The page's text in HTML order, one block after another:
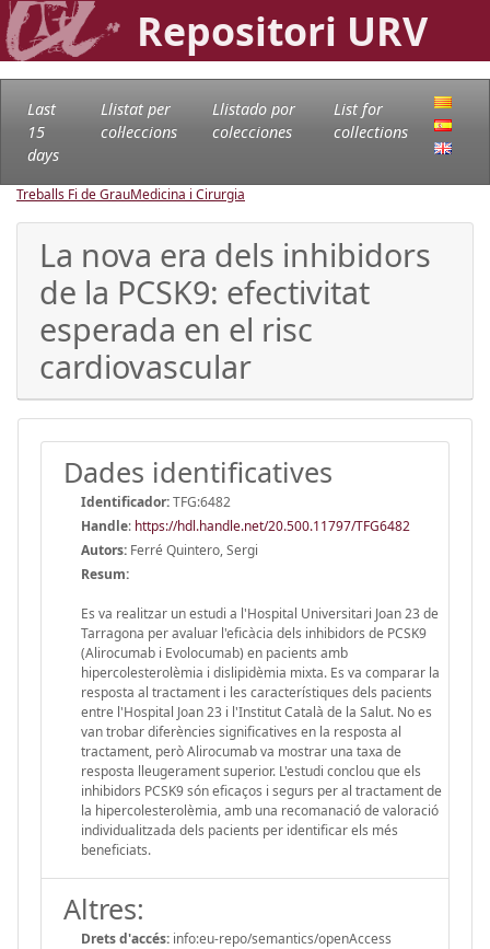
Repositori URV
Last
15
days
Llistat per
col·leccions
Llistado por
colecciones
List for
collections
Treballs Fi de GrauMedicina i Cirurgia
La nova era dels inhibidors
de la PCSK9: efectivitat
esperada en el risc
cardiovascular
Dades identificatives
Identificador:TFG:6482
Handle: https://hdl.handle.net/20.500.11797/TFG6482
Autors: Ferré Quintero, Sergi
Resum:
Es va realitzar un estudi a l'Hospital Universitari Joan 23 de
Tarragona per avaluar l'eficàcia dels inhibidors de PCSK9
(Alirocumab i Evolocumab) en pacients amb
hipercolesterolèmia i dislipidèmia mixta. Es va comparar la
resposta al tractament i les característiques dels pacients
entre l'Hospital Joan 23 i l'Institut Català de la Salut. No es
van trobar diferències significatives en la resposta al
tractament, però Alirocumab va mostrar una taxa de
resposta lleugerament superior. L'estudi conclou que els
inhibidors PCSK9 són eficaços i segurs per al tractament de
la hipercolesterolèmia, amb una recomanació de valoració
individualitzada dels pacients per identificar els més
beneficiats.
Altres:
Drets d'accés: info:eu-repo/semantics/openAccess